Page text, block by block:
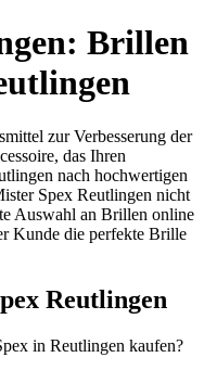
Brillen
zur Verbesserung der
das Ihren
nach hochwertigen
Spex Reutlingen nicht
Auswahl an Brillen online
Kunde die perfekte Brille
Reutlingen
in Reutlingen kaufen?